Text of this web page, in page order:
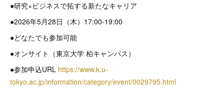
●研究×ビジネスで拓する新たなキャリア
●2026年5月28日（木）17:00-19:00
●どなたでも参加可能
●オンサイト（東京大学 柏キャンパス）
●参加申込URL https://www.k.u-
tokyo.ac.jp/information/category/event/0029795.html